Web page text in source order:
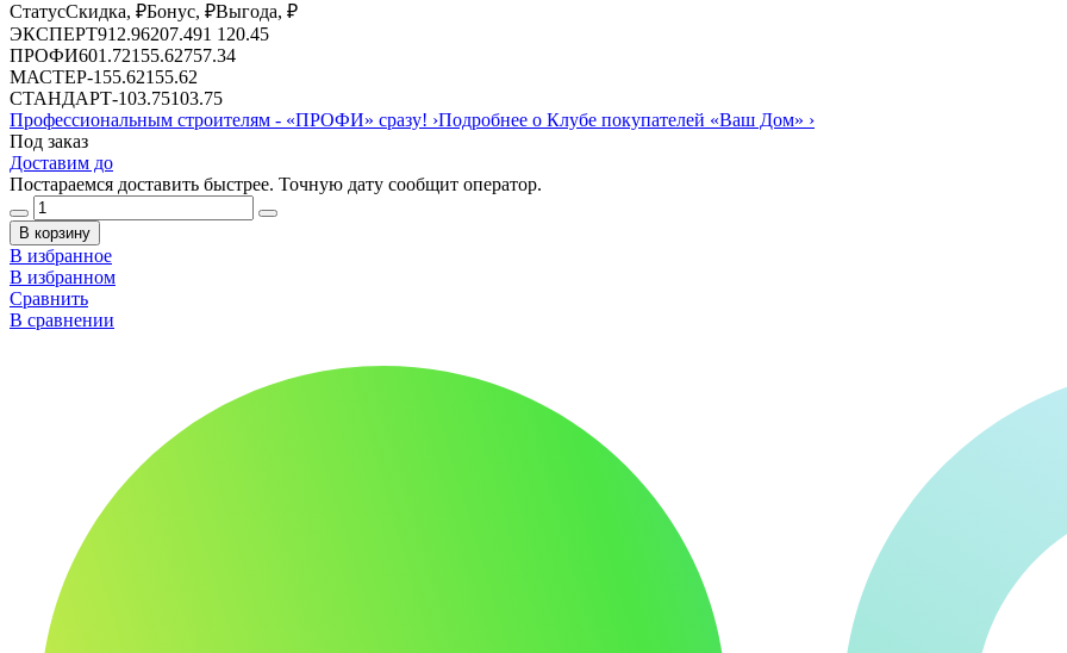
СтатусСкидка, ₽Бонус, ₽Выгода, ₽
ЭКСПЕРТ912.96207.491 120.45
ПРОФИ601.72155.62757.34
МАСТЕР-155.62155.62
СТАНДАРТ-103.75103.75
Профессиональным строителям - «ПРОФИ» сразу! ›Подробнее о Клубе покупателей «Ваш Дом» ›
Под заказ
Доставим до
Постараемся доставить быстрее. Точную дату сообщит оператор.
В корзину
В избранное
В избранном
Сравнить
В сравнении